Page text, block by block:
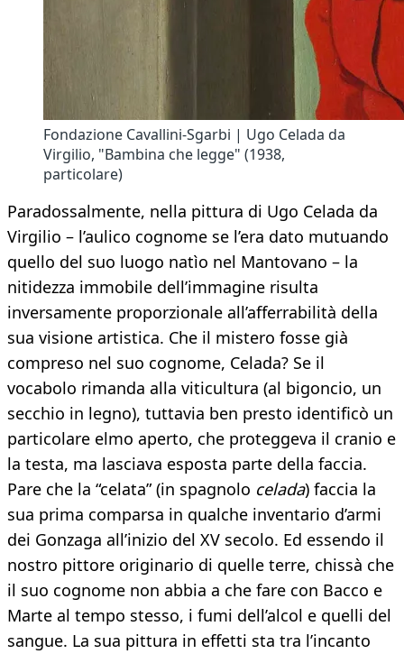
Fondazione Cavallini-Sgarbi | Ugo Celada da
Virgilio, "Bambina che legge" (1938,
particolare)
Paradossalmente, nella pittura di Ugo Celada da
Virgilio – l’aulico cognome se l’era dato mutuando
quello del suo luogo natìo nel Mantovano – la
nitidezza immobile dell’immagine risulta
inversamente proporzionale all’afferrabilità della
sua visione artistica. Che il mistero fosse già
compreso nel suo cognome, Celada? Se il
vocabolo rimanda alla viticultura (al bigoncio, un
secchio in legno), tuttavia ben presto identificò un
particolare elmo aperto, che proteggeva il cranio e
la testa, ma lasciava esposta parte della faccia.
Pare che la “celata” (in spagnolo celada) faccia la
sua prima comparsa in qualche inventario d’armi
dei Gonzaga all’inizio del XV secolo. Ed essendo il
nostro pittore originario di quelle terre, chissà che
il suo cognome non abbia a che fare con Bacco e
Marte al tempo stesso, i fumi dell’alcol e quelli del
sangue. La sua pittura in effetti sta tra l’incanto